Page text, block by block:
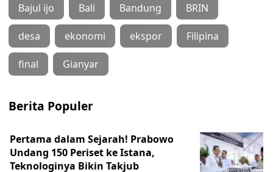
Bajul ijo Bali Bandung BRIN
desa ekonomi ekspor Filipina
final Gianyar
Berita Populer
Pertama dalam Sejarah! Prabowo
Undang 150 Periset ke Istana,
Teknologinya Bikin Takjub